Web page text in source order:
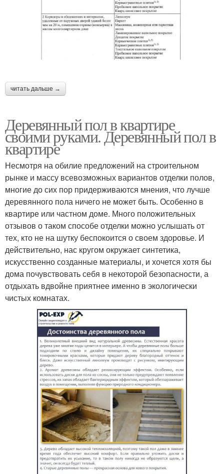
читать дальше →
Деревянный пол в квартире
своими руками. Деревянный пол в
квартире
Несмотря на обилие предложений на строительном
рынке и массу всевозможных вариантов отделки полов,
многие до сих пор придерживаются мнения, что лучше
деревянного пола ничего не может быть. Особенно в
квартире или частном доме. Много положительных
отзывов о таком способе отделки можно услышать от
тех, кто не на шутку беспокоится о своем здоровье. И
действительно, нас кругом окружает синтетика,
искусственно созданные материалы, и хочется хотя бы
дома почувствовать себя в некоторой безопасности, а
отдыхать вдвойне приятнее именно в экологически
чистых комнатах.